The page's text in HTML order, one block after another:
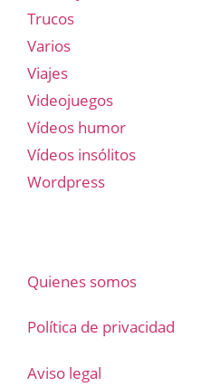
Trucos
Varios
Viajes
Videojuegos
Vídeos humor
Vídeos insólitos
Wordpress
Quienes somos
Política de privacidad
Aviso legal